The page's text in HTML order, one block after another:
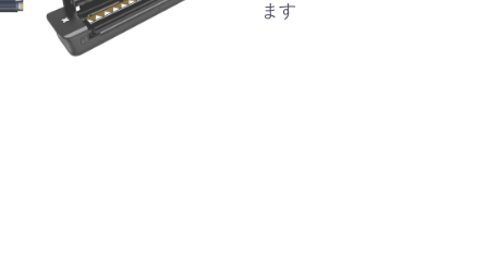
ます